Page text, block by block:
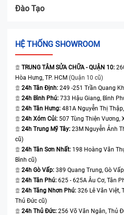
Đào Tạo
HỆ THỐNG SHOWROOM
TRUNG TÂM SỬA CHỮA - QUẬN 10:
Hòa Hưng, TP. HCM (Quận 10 cũ)
24h Tân Định: 249 -251 Trần Quang
24h Bình Phú: 733 Hậu Giang, Bình
24h Tân Hưng: 481A Nguyễn Thị
24h Xóm Củi: 507 Tùng Thiện Vương,
24h Trung Mỹ Tây: 23M Nguyễn Ảnh
cũ)
24h Tân Sơn Nhất: 198 Hoàng Văn
Bình cũ)
24h Gò Vấp: 389 Quang Trung, Gò
24h Tân Phú: 625 - 625A Âu Cơ, Tân
24h Tăng Nhơn Phú: 326 Lê Văn Việt,
Thủ Đức cũ)
24h Thủ Đức: 256 Võ Văn Ngân, Thủ